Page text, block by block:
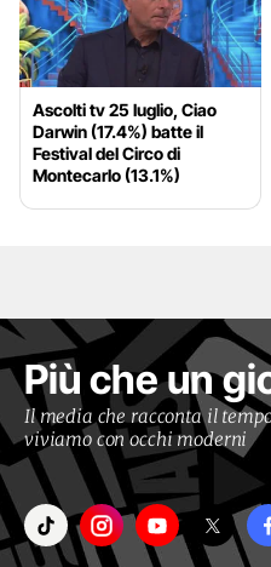
Ascolti tv 25 luglio, Ciao
Darwin (17.4%) batte il
Festival del Circo di
Montecarlo (13.1%)
Più che un
Il media che racconta il
viviamo con occhi moderni